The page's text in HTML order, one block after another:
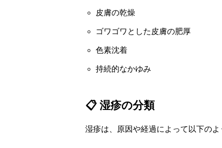
皮膚の乾燥
ゴワゴワとした皮膚の肥厚
色素沈着
持続的なかゆみ
📋 湿疹の分類
湿疹は、原因や経過によって以下のよ